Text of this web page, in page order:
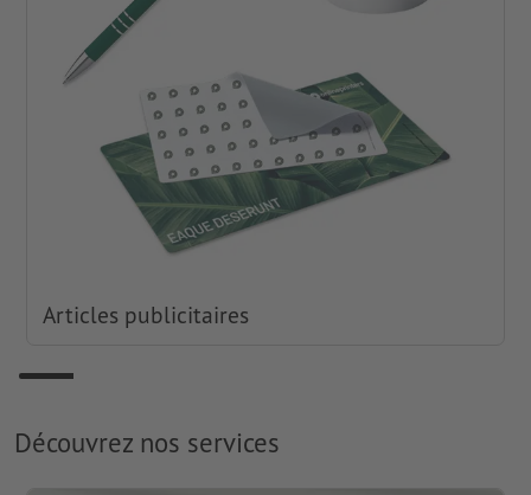
Articles publicitaires
Découvrez nos services